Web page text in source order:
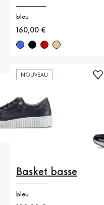
bleu
Nouveau prix
160,00 €
NOUVEAU
Basket basse
bleu